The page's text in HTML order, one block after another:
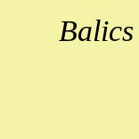
Balics